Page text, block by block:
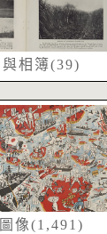
與相簿(39)
像(1,491)